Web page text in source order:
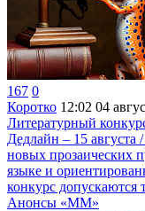
167 0
Коротко 12:02 04
Литературный
Дедлайн – 15 августа
новых прозаических
языке и
конкурс допускаются
Анонсы «ММ»